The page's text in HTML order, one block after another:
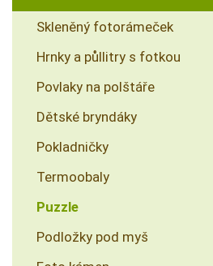
Skleněný fotorámeček
Hrnky a půllitry s fotkou
Povlaky na polštáře
Dětské bryndáky
Pokladničky
Termoobaly
Puzzle
Podložky pod myš